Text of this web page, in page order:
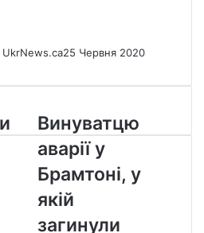
UkrNews.ca25 Червня 2020
Винуватцю
аварії
у
Брамтоні,
у
якій
загинули
Винуватцю
аварії у
Брамтоні, у
якій
загинули